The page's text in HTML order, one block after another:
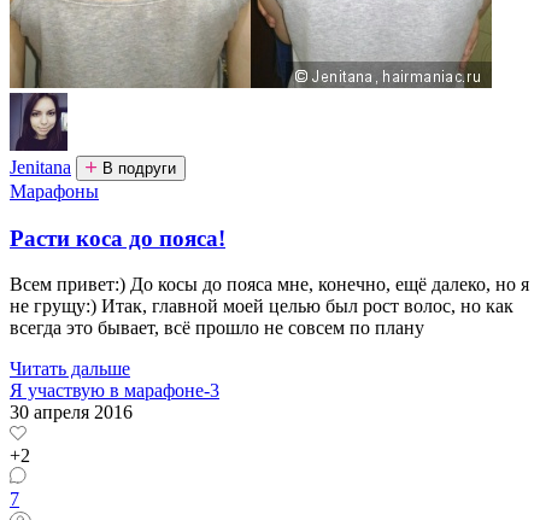
Jenitana В подруги
Марафоны
Расти коса до пояса!
Всем привет:) До косы до пояса мне, конечно, ещё далеко, но я
не грущу:) Итак, главной моей целью был рост волос, но как
всегда это бывает, всё прошло не совсем по плану
Читать дальше
Я участвую в марафоне-3
30 апреля 2016
+2
7